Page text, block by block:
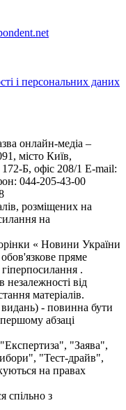
і персональних даних
онлайн-медіа –
місто Київ,
Б, офіс 208/1 E-mail:
044-205-43-00
розміщених на
на
« Новини України
пряме
.
від
матеріалів.
видань) - повинна бути
абзаці
"Заява",
"Тест-драйв",
на правах
спільно з